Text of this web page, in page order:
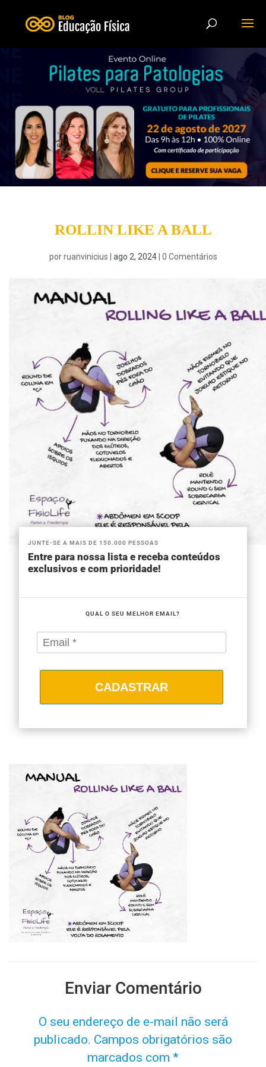
ROLLIN LIKE A BALL
porruanvinicius ago 2, 2024| 0 Comentários
JUNTE-SE A MAIS DE 150.000 PESSOAS
Entre para nossa lista e receba conteúdos
exclusivos e com prioridade!
QUAL O SEU MELHOR EMAIL?
CADASTRAR
Enviar Comentário
O seu endereço de e-mail não será
publicado. Campos obrigatórios são
marcados com *